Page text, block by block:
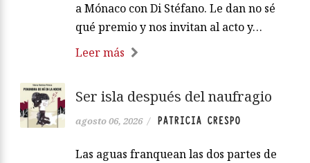
a Mónaco con Di Stéfano. Le dan no sé
qué premio y nos invitan al acto y…
Leer más
Ser isla después del naufragio
agosto 06, 2026 / PATRICIA CRESPO
Las aguas franquean las dos partes de